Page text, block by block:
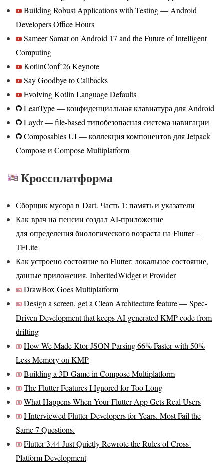
Building Robust Applications with Testing — Android
Developers Office Hours
Sameer Samat on Android 17 and the Future of Intelligent
Computing
KotlinConf’26 Keynote
Say Goodbye to Callbacks
Evolving Kotlin Language Defaults
LeanType — конфиденциальная клавиатура для Android
Laydr — file-based типобезопасная система навигации
Composables UI — коллекция компонентов для Jetpack
Compose и Compose Multiplatform
Кроссплатформа
Сборщик мусора в Dart. Часть 1: память и указатели
Как врач на пенсии создал AI‑приложение
для определения биологического возраста на Flutter +
TFLite
Как устроено состояние во Flutter: локальное состояние,
данные приложения, InheritedWidget и Provider
DrawBox Goes Multiplatform
Design a screen, get a Clean Architecture feature — Spec-
Driven Development that keeps AI-generated KMP code from
drifting
How We Made Ktor JSON Parsing 66% Faster with 50%
Less Memory on KMP
Building a 3D Game in Compose Multiplatform
The Flutter Features I Ignored for Too Long
What Happens When Your Flutter App Gets Real Users
I Interviewed Flutter Developers for Years. Most Fail the
Same 7 Questions.
Flutter 3.44 Just Quietly Rewrote the Rules of Cross-
Platform Development